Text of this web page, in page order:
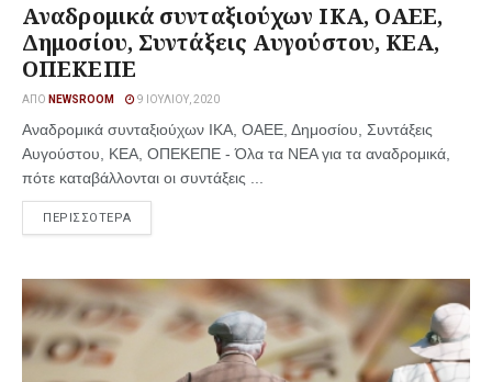
Αναδρομικά συνταξιούχων ΙΚΑ, ΟΑΕΕ,
Δημοσίου, Συντάξεις Αυγούστου, ΚΕΑ,
ΟΠΕΚΕΠΕ
ΑΠΌ NEWSROOM 9 ΙΟΥΛΊΟΥ, 2020
Αναδρομικά συνταξιούχων ΙΚΑ, ΟΑΕΕ, Δημοσίου, Συντάξεις
Αυγούστου, ΚΕΑ, ΟΠΕΚΕΠΕ - Όλα τα ΝΕΑ για τα αναδρομικά,
πότε καταβάλλονται οι συντάξεις ...
ΠΕΡΙΣΣΟΤΕΡΑ